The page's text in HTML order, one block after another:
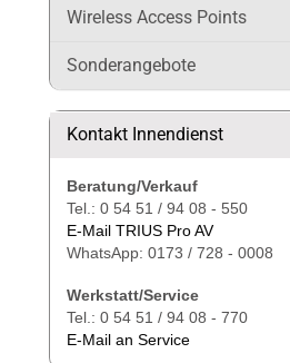
Wireless Access Points
Sonderangebote
Kontakt Innendienst
Beratung/Verkauf
Tel.: 0 54 51 / 94 08 - 550
E-Mail TRIUS Pro AV
WhatsApp: 0173 / 728 - 0008
Werkstatt/Service
Tel.: 0 54 51 / 94 08 - 770
E-Mail an Service